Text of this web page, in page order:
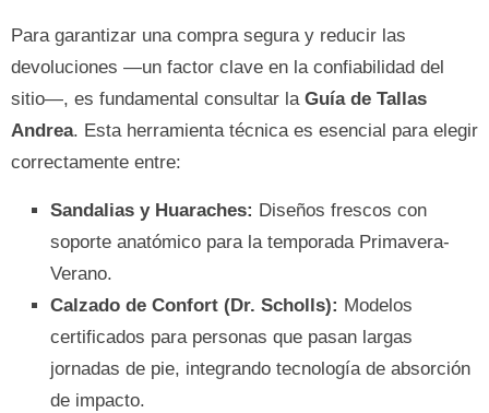
Para garantizar una compra segura y reducir las
devoluciones —un factor clave en la confiabilidad del
sitio—, es fundamental consultar la Guía de Tallas
Andrea. Esta herramienta técnica es esencial para elegir
correctamente entre:
Sandalias y Huaraches: Diseños frescos con
soporte anatómico para la temporada Primavera-
Verano.
Calzado de Confort (Dr. Scholls): Modelos
certificados para personas que pasan largas
jornadas de pie, integrando tecnología de absorción
de impacto.